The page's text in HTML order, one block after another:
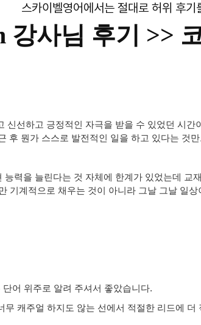
스카이벨영어에서는 절대로 허위 후기
강사님 후기 >>
선하고 긍정적인 자극을 받을 수 있었던 시
후 뭔가 스스로 발전적인 일을 하고 있다는 것
력을 늘린다는 것 자체에 한계가 있었는데
기계적으로 채우는 것이 아니라 그날 그날 일
어 위주로 알려 주셔서 좋았습니다.
캐주얼 하지도 않는 선에서 적절한 리드에